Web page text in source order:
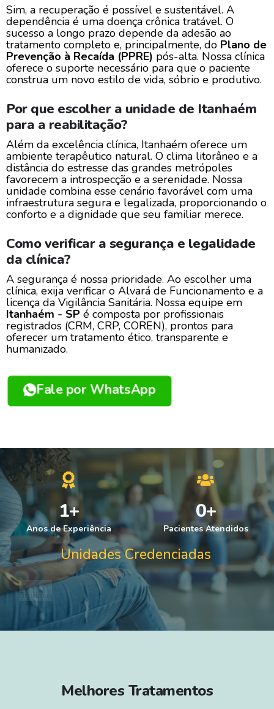
Sim, a recuperação é possível e sustentável. A
dependência é uma doença crônica tratável. O
sucesso a longo prazo depende da adesão ao
tratamento completo e, principalmente, do Plano de
Prevenção à Recaída (PPRE) pós-alta. Nossa clínica
oferece o suporte necessário para que o paciente
construa um novo estilo de vida, sóbrio e produtivo.
Por que escolher a unidade de Itanhaém
para a reabilitação?
Além da excelência clínica, Itanhaém oferece um
ambiente terapêutico natural. O clima litorâneo e a
distância do estresse das grandes metrópoles
favorecem a introspecção e a serenidade. Nossa
unidade combina esse cenário favorável com uma
infraestrutura segura e legalizada, proporcionando o
conforto e a dignidade que seu familiar merece.
Como verificar a segurança e legalidade
da clínica?
A segurança é nossa prioridade. Ao escolher uma
clínica, exija verificar o Alvará de Funcionamento e a
licença da Vigilância Sanitária. Nossa equipe em
Itanhaém - SP é composta por profissionais
registrados (CRM, CRP, COREN), prontos para
oferecer um tratamento ético, transparente e
humanizado.
Fale por WhatsApp
Anos de Experiência
1+
Pacientes Atendidos
0+
Unidades Credenciadas
Melhores Tratamentos